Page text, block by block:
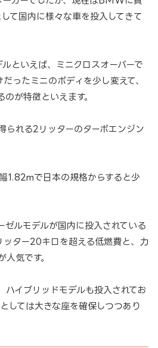
て国内に様々な車を投入してきて
といえば、ミニクロスオーバーで
ったミニのボディを少し変えて、
が特徴といえます。
られる2リッターのターボエンジン
1.82mで日本の規格からすると少
ゼルモデルが国内に投入されている
ター20キロを超える低燃費と、力
気です。
ハイブリッドモデルも投入されてお
しては大きな座を確保しつつあり